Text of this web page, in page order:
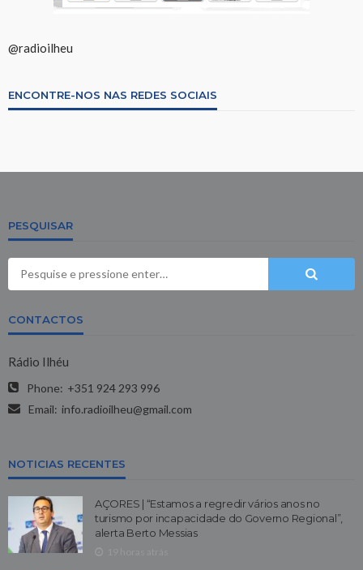
@radioilheu
ENCONTRE-NOS NAS REDES SOCIAIS
PESQUISAR
CONTACTOS
Rádio Ilhéu
Phone: +351 924 293 996
Email: info.radioilheu@gmail.com
NOTICIAS RECENTES
AÇORES | “Estamos a regredir vários anos no
turismo por incapacidade do Governo Regional”,
alerta Berto Messias